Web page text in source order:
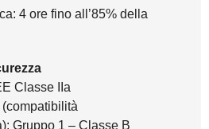
4 ore fino all’85% della
Classe IIa
Gruppo 1 – Classe B